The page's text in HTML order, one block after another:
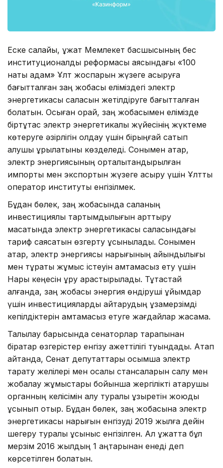
Еске салайық, құжат Мемлекет басшысының бес
институционалдық реформасы аясындағы «100
нақты қадам» Ұлт жоспарын жүзеге асыруға
бағытталған заң жобасы еліміздегі электр
энергетикасы саласын жетілдіруге бағытталған
болатын. Осыған орай, заң жобасымен елімізде
біртұтас электр энергетикалық жүйесінің жүктеме
көтеруге әзірлігін қолдау үшін бірыңғай сатып
алушы құрылатыны көзделеді. Сонымен қатар,
электр энергиясының орталықтандырылған
импорты мен экспортын жүзеге асыру үшін Ұлттық
оператор институты енгізілмек.
Бұдан бөлек, заң жобасында саланың
инвестициялық тартымдылығын арттыру
мақсатында электр энергетикасы саласындағы
тариф саясатын өзгерту ұсынылады. Сонымен
қатар, электр энергиясы нарығының айқындылығы
мен тұрақты жұмыс істеуін қамтамасыз ету үшін
Нарық кеңесін құру қарастырылады. Тұтастай
алғанда, заң жобасы энергия өндіруші ұйымдар
үшін инвестицияларды қайтарудың ұзақмерзімді
кепілдіктерін қамтамасыз етуге жағдайлар жасамақ.
Талқылау барысында сенаторлар тарапынан
бірқатар өзгерістер енгізу қажеттілігі туындады. Атап
айтқанда, Сенат депутаттары қосымша электр
тарату желілері мен қосалқы стансаларын салу мен
жобалау жұмыстары бойынша жергілікті атқарушы
органның келісімін алу туралы құзыретін жоюды
ұсынып отыр. Бұдан бөлек, заң жобасына электр
энергетикасы нарығын енгізуді 2019 жылға дейін
шегеру туралы ұсыныс енгізілген. Ал құжатта бұл
мерзім 2016 жылдың 1 қаңтарынан енеді деп
көрсетілген болатын.